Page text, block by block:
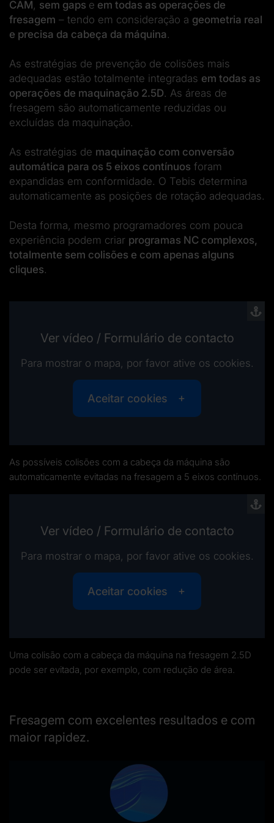
CAM, sem gaps e em todas as operações de
fresagem – tendo em consideração a geometria real
e precisa da cabeça da máquina .
As estratégias de prevenção de colisões mais
adequadas estão totalmente integradas em todas as
operações de maquinação 2.5D. As áreas de
fresagem são automaticamente reduzidas ou
excluídas da maquinação.
As estratégias de maquinação com conversão
automática para os 5 eixos contínuos foram
expandidas em conformidade. O Tebis determina
automaticamente as posições de rotação adequadas.
Desta forma, mesmo programadores com pouca
experiência podem criar programas NC complexos,
totalmente sem colisões e com apenas alguns
cliques.
Ver vídeo / Formulário de contacto
Para mostrar o mapa, por favor ative os cookies.
Aceitar cookies
As possíveis colisões com a cabeça da máquina são
automaticamente evitadas na fresagem a 5 eixos contínuos.
Ver vídeo / Formulário de contacto
Para mostrar o mapa, por favor ative os cookies.
Aceitar cookies
Uma colisão com a cabeça da máquina na fresagem 2.5D
pode ser evitada, por exemplo, com redução de área.
Fresagem com excelentes resultados e com
maior rapidez.